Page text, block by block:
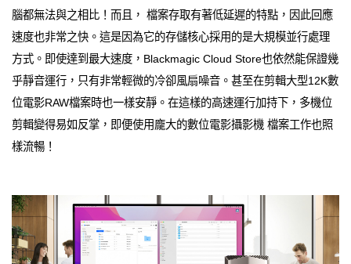
腦都無法與之相比！而且， 檔案存取有著低延遲的特點，因此回應
速度也非常之快。這是因為它的存儲核心採用的是大規模並行處理
方式。即使達到最大速度，Blackmagic Cloud Store也依然能保證幾
乎靜音運行，只有非常輕微的冷卻風扇噪音。甚至在剪輯大型12K數
位電影RAW檔案時也一樣安靜。在這樣的高速運行加持下，多機位
剪輯變得易如反掌，即便使用龐大的數位電影攝影機 檔案工作也照
樣流暢！